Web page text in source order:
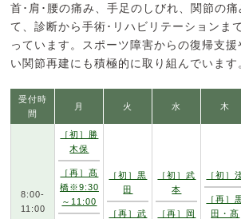
首･肩･腰の痛み、手足のしびれ、関節の
て、診断から手術･リハビリテーションま
っています。スポーツ障害からの復帰支
い関節再建にも積極的に取り組んでいます
受付時
間
月 火 水 木
8:00-
11:00
［初］勝
木保
［再］髙
橋※9:30
～11:00
［初］黒
田
［再］武
［初］武
本
［再］岡
［初］
［再］
田・髙